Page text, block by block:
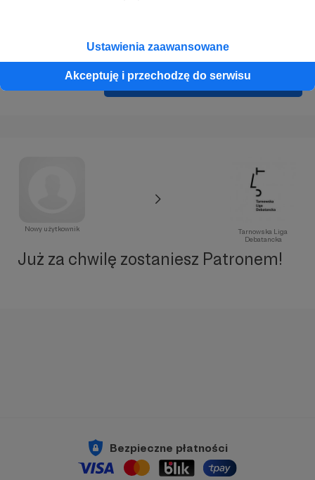
Ustawienia zaawansowane
Akceptuję i przechodzę do serwisu
Cofnij Zarejestruj się i przejdź dalej
Nowy użytkownik
Tarnowska Liga
Debatancka
Już za chwilę zostaniesz Patronem!
Bezpieczne płatności